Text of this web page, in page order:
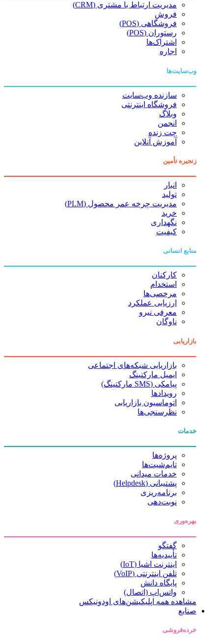
مدیریت ارتباط با مشتری (CRM)
فروش
فروشگاهی (POS)
رستوران (POS)
اشتراک‌ها
اجاره
وب‌سایت‌ها
سازنده وب‌سایت
فروشگاه اینترنتی
وبلاگ
انجمن
چت زنده
آموزش آنلاین
زنجیره تأمین
انبار
تولید
مدیریت چرخه عمر محصول (PLM)
خرید
نگهداری
کیفیت
منابع انسانی
کارکنان
استخدام
مرخصی‌ها
ارزیابی عملکرد
معرفی نیرو
ناوگان
بازاریابی
بازاریابی شبکه‌های اجتماعی
ایمیل مارکتینگ
پیامکی (SMS مارکتینگ)
رویدادها
اتوماسیون بازاریابی
نظرسنجی‌ها
خدمات
پروژه‌ها
تایم‌شیت‌ها
خدمات میدانی
پشتیبانی (Helpdesk)
برنامه‌ریزی
نوبت‌دهی
بهره‌وری
گفتگو
تأییدیه‌ها
اینترنت اشیا (IoT)
تلفن اینترنتی (VoIP)
پایگاه دانش
واتس‌اپ (اتصال)
مشاهده همه اپلیکیشن‌های اودونیکس
صنایع
خرده‌فروشی